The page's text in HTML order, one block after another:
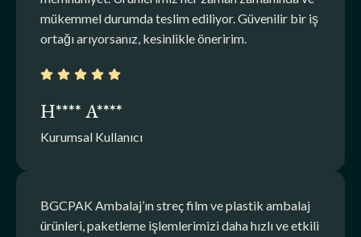
mükemmel durumda teslim ediliyor. Güvenilir bir iş
ortağı arıyorsanız, kesinlikle öneririm.
H**** A****
Kurumsal Kullanıcı
BGCPAK Ambalaj’ın streç film ve plastik ambalaj
ürünleri, paketleme işlemlerimizi daha hızlı ve etkili